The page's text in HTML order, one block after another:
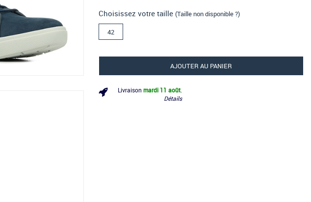
Choisissez votre taille (Taille non disponible ?)
42
AJOUTER AU PANIER
Livraison mardi 11 août
Détails